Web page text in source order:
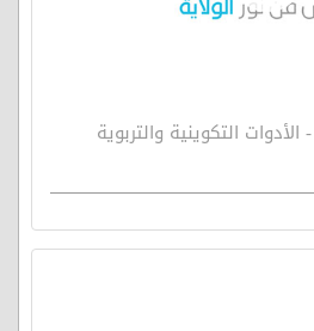
مصباح الهداية 270 - الأدوات التكوينية والتربوية